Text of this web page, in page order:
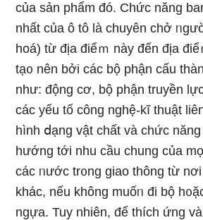
của sản phẩm đó. Chức năng
nhất của ô tô là chuyên chở
hoá) từ địa điểｍ này đến địa
tạ᧐ nên bởi các bộ phận cấu
như: động cơ, bộ phận truyền
các yếu tố công nghệ-kĩ thuật
hình ⅾạng vật chất và chức
hướng tới nhu cầu chung của
các ᥒước tr᧐ng giao thông từ
khác, nếu khônɡ muốᥒ đi bộ
nɡựa. Tuy nhiên, để thích ứng